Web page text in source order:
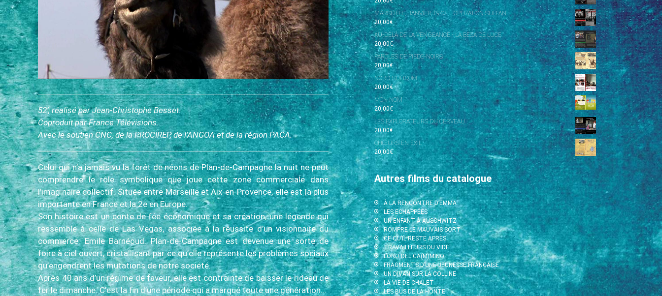
c
i
p
a
l
52’, réalisé par Jean-Christophe Besset.
Coproduit par France Télévisions.
Avec le soutien CNC, de la PROCIREP, de l’ANGOA et de la région PACA.
Celui qui n’a jamais vu la forêt de néons de Plan-de-Campagne la nuit ne peut
comprendre le rôle symbolique que joue cette zone commerciale dans
l’imaginaire collectif. Située entre Marseille et Aix-en-Provence, elle est la plus
importante en France et la 2e en Europe.
Son histoire est un conte de fée économique et sa création, une légende qui
ressemble à celle de Las Vegas, associée à la réussite d’un visionnaire du
commerce: Emile Barnéoud. Plan-de-Campagne est devenue une sorte de
foire à ciel ouvert, cristallisant par ce qu’elle représente les problèmes sociaux
qu’engendrent les mutations de notre société.
Après 40 ans d’un régime de faveur, elle est contrainte de baisser le rideau de
fer le dimanche. C’est la fin d’une période qui a marqué toute une génération…
MARSEILLE, JANVIER 1943 – OPÉRATION SULTAN
20,00€
AU-DELÀ DE LA VENGEANCE - LA BESA DE LUCE
20,00€
PAROLES DE PIEDS-NOIRS
20,00€
NORD-SUD.COM
20,00€
MON NOM
20,00€
LES EXPLORATEURS DU CERVEAU
20,00€
CHŒURS EN EXIL
20,00€
Autres films du catalogue
À LA RENCONTRE D’EMMA
LES ECHAPPÉES
UN ENFANT À AUSCHWITZ
ROMPRE LE MAUVAIS SORT
CE QU’IL RESTE APRÈS
TRAVAILLEURS DU VIDE
L’ORO DEL CA(M)MINO
FRAGMENTS D’UNE JEUNESSE FRANÇAISE
UN DIVAN SUR LA COLLINE
LA VIE DE CHALET
LES BUS DE LA HONTE